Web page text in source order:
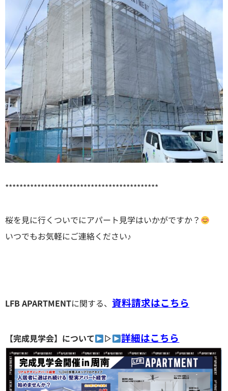
*******************************************
桜を見に行くついでにアパート見学はいかがですか？
いつでもお気軽にご連絡ください♪
LFB APARTMENTに関する、 資料請求はこちら
【完成見学会】について ▷ 詳細はこちら